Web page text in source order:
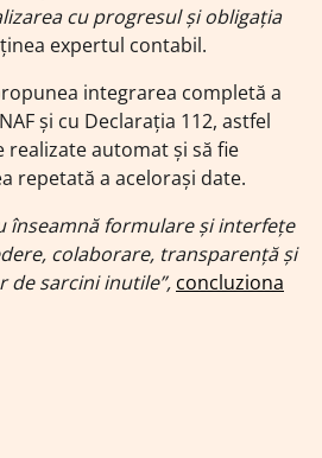
cu progresul și obligația
expertul contabil.
integrarea completă a
și cu Declarația 112, astfel
automat și să fie
repetată a acelorași date.
înseamnă formulare și interfețe
colaborare, transparență și
de sarcini inutile”, concluziona